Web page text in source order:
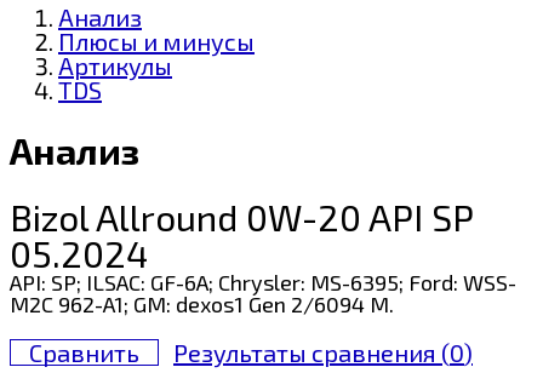
Анализ
Плюсы и минусы
Артикулы
TDS
Анализ
Bizol Allround 0W-20 API SP
05.2024
API: SP; ILSAC: GF-6A; Chrysler: MS-6395; Ford: WSS-
M2C 962-A1; GM: dexos1 Gen 2/6094 M.
Сравнить Результаты сравнения (0)